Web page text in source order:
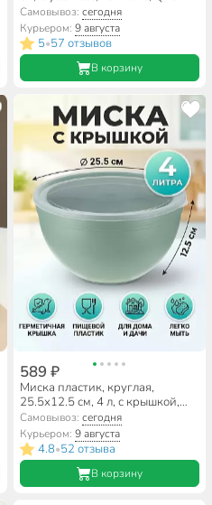
Самовывоз: сегодня
Курьером: 9 августа
5•57 отзывов
В корзину
589 ₽
Миска пластик, круглая,
25.5х12.5 см, 4 л, с крышкой,
Idea, М1304, фисташковая
Самовывоз: сегодня
Курьером: 9 августа
4.8•52 отзыва
В корзину